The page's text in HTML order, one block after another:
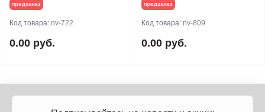
предзаказ
Код товара: nv-722
0.00 руб.
предзаказ
Код товара: nv-809
0.00 руб.